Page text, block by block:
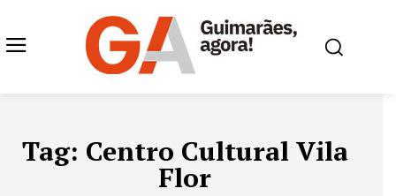
Tag: Centro Cultural Vila
Flor